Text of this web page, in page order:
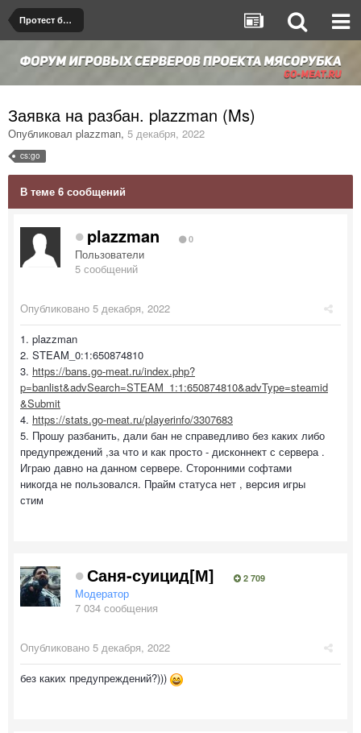
Протест бана/мута
Заявка на разбан. plazzman (Ms)
Опубликовал plazzman, 5 декабря, 2022
cs:go
В теме 6 сообщений
plazzman 0
Пользователи
5 сообщений
Опубликовано 5 декабря, 2022
1. plazzman
2. STEAM_0:1:650874810
3. https://bans.go-meat.ru/index.php?
p=banlist&advSearch=STEAM_1:1:650874810&advType=steamid
&Submit
4. https://stats.go-meat.ru/playerinfo/3307683
5. Прошу разбанить, дали бан не справедливо без каких либо
предупреждений ,за что и как просто - дисконнект с сервера .
Играю давно на данном сервере. Сторонними софтами
никогда не пользовался. Прайм статуса нет , версия игры
стим
Саня-суицид[М] 2 709
Модератор
7 034 сообщения
Опубликовано 5 декабря, 2022
без каких предупреждений?)))